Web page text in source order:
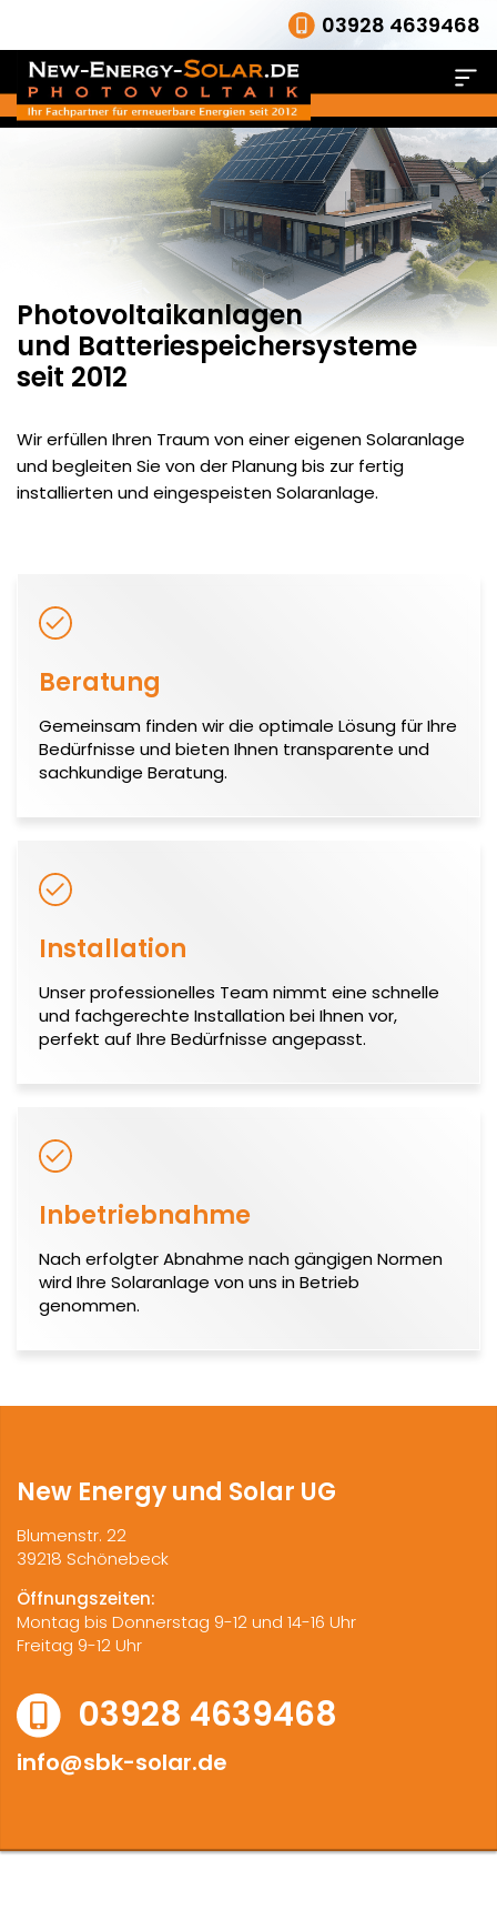
03928 4639468
Photovoltaikanlagen
und Batteriespeichersysteme
seit 2012
Wir erfüllen Ihren Traum von einer eigenen Solaranlage
und begleiten Sie von der Planung bis zur fertig
installierten und eingespeisten Solaranlage.
Beratung
Gemeinsam finden wir die optimale Lösung für Ihre
Bedürfnisse und bieten Ihnen transparente und
sachkundige Beratung.
Installation
Unser professionelles Team nimmt eine schnelle
und fachgerechte Installation bei Ihnen vor,
perfekt auf Ihre Bedürfnisse angepasst.
Inbetriebnahme
Nach erfolgter Abnahme nach gängigen Normen
wird Ihre Solaranlage von uns in Betrieb
genommen.
New Energy und Solar UG
Blumenstr. 22
39218 Schönebeck
Öffnungszeiten:
Montag bis Donnerstag 9-12 und 14-16 Uhr
Freitag 9-12 Uhr
03928 4639468
info@sbk-solar.de
Datenschutz